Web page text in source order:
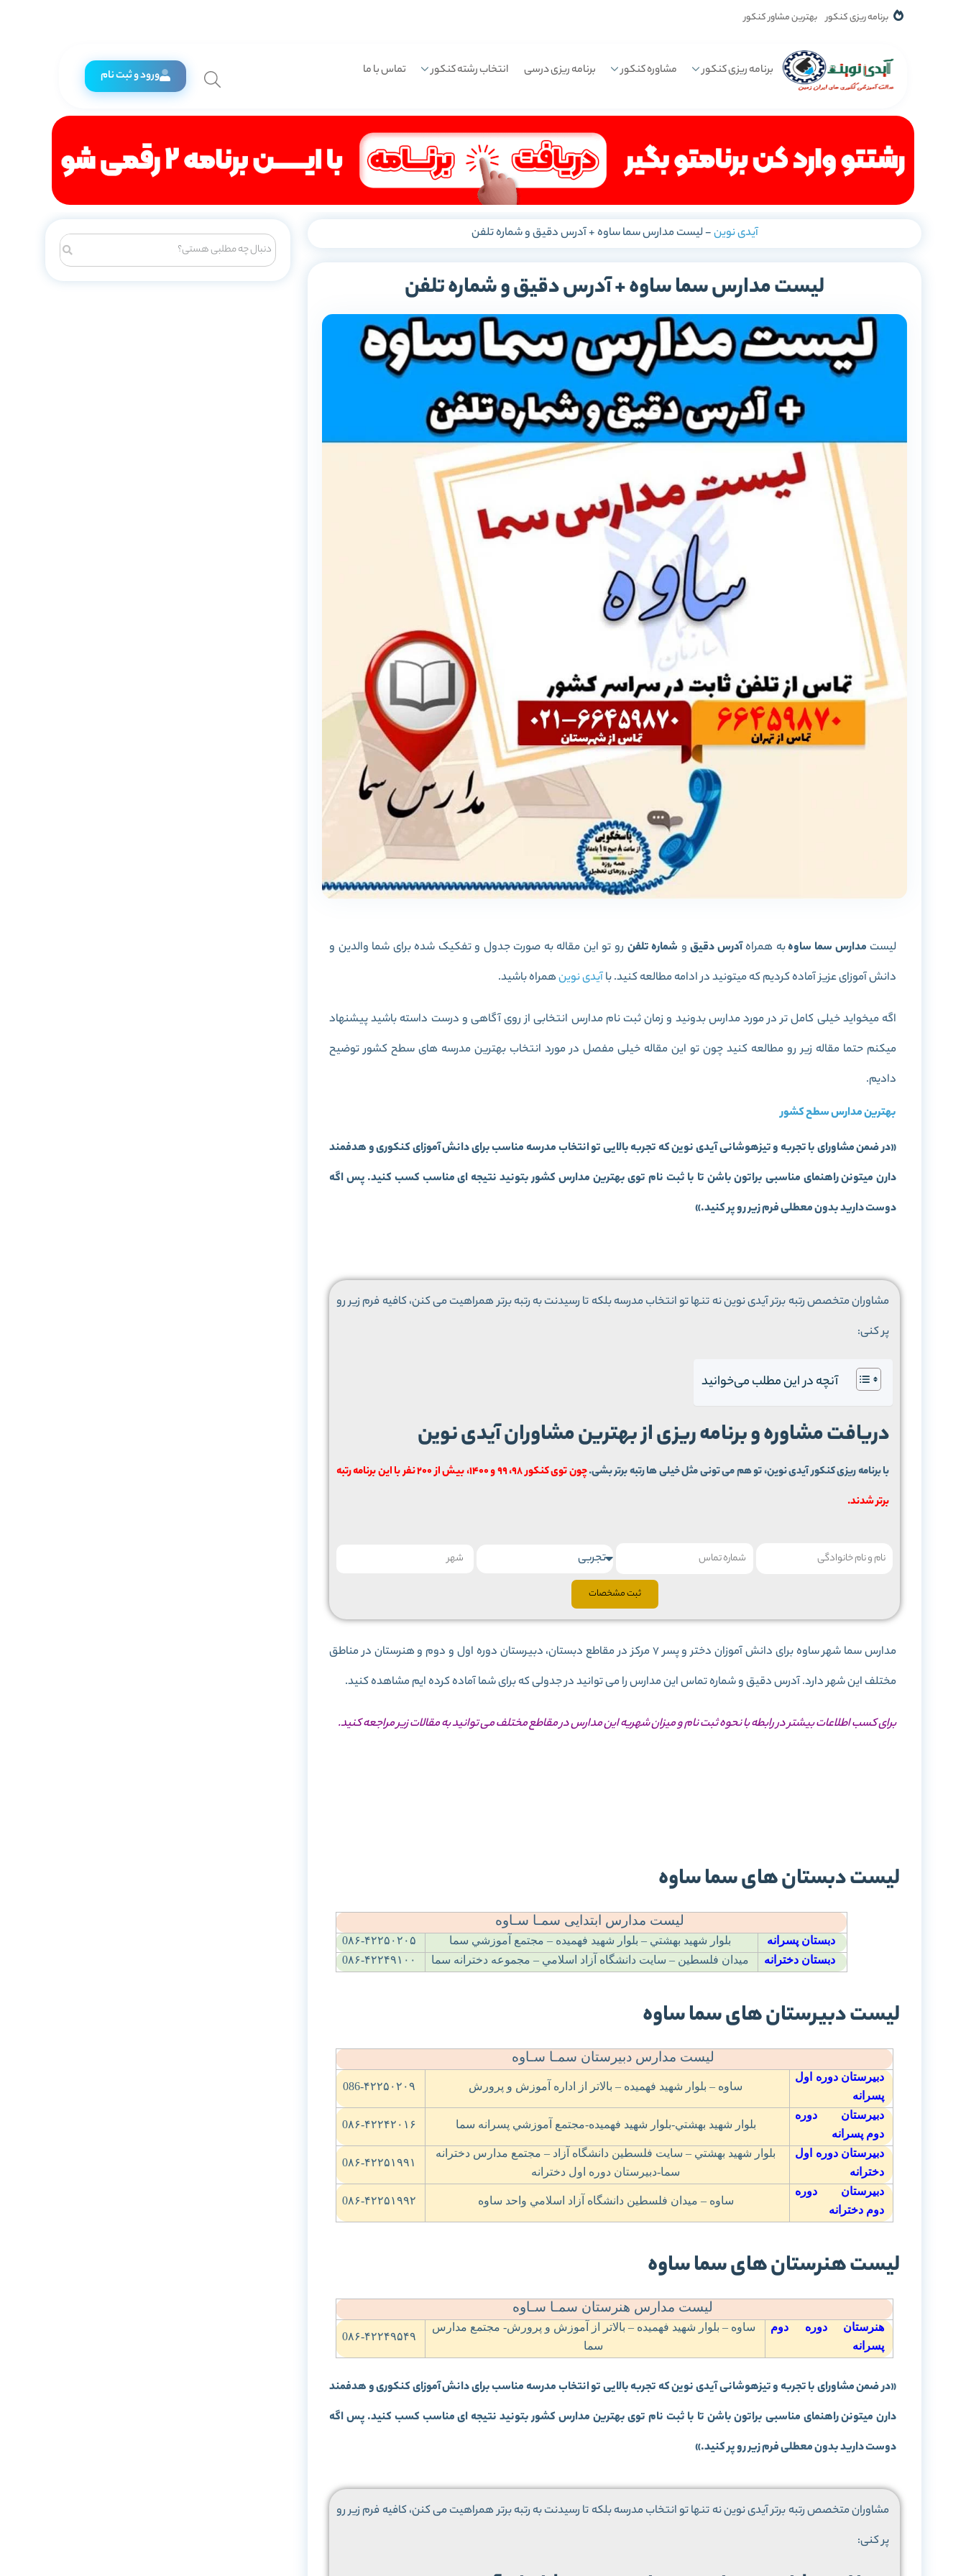
برنامه ریزی کنکور بهترین مشاور کنکور
برنامه ریزی کنکور مشاوره کنکور برنامه ریزی درسی انتخاب رشته کنکور تماس با ما ورود و ثبت نام
آیدی نوین-لیست مدارس سما ساوه + آدرس دقیق و شماره تلفن
لیست مدارس سما ساوه + آدرس دقیق و شماره تلفن
لیست مدارس سما ساوهبه همراهآدرس دقیقو شماره تلفن رو تو این مقاله به صورت جدول و تفکیک شده برای شما والدین و
دانش آموزای عزیز آماده کردیم که میتونید در ادامه مطالعه کنید. باآیدی نوینهمراه باشید.
اگه میخواید خیلی کامل تر در مورد مدارس بدونید و زمان ثبت نام مدارس انتخابی از روی آگاهی و درست داسته باشید پیشنهاد
میکنم حتما مقاله زیر رو مطالعه کنید چون تو این مقاله خیلی مفصل در مورد انتخاب بهترین مدرسه های سطح کشور توضیح
دادیم.
بهترین مدارس سطح کشور
«در ضمن مشاورای با تجربه و تیزهوشانی آیدی نوین که تجربه بالایی تو انتخاب مدرسه مناسب برای دانش آموزای کنکوری و هدفمند
دارن میتونن راهنمای مناسبی براتون باشن تا با ثبت نام توی بهترین مدارس کشور بتونید نتیجه ای مناسب کسب کنید. پس اگه
دوست دارید بدون معطلی فرم زیر رو پر کنید.»
مشاوران متخصص رتبه برتر آیدی نوین نه تنها تو انتخاب مدرسه بلکه تا رسیدنت به رتبه برتر همراهیت می کنن، کافیه فرم زیر رو
پر کنی:
آنچه در این مطلب می‌خوانید
دریافت مشاوره و برنامه ریزی از بهترین مشاوران آیدی نوین
با برنامه ریزی کنکور آیدی نوین، تو هم می تونی مثل خیلی ها رتبه برتر بشی.
چون توی کنکور 98، 99 و 1400، بیش از 200 نفر با این برنامه رتبه
برتر شدند.
ثبت مشخصات
مدارس سما شهر ساوه برای دانش آموزان دختر و پسر 7 مرکز در مقاطع دبستان، دبیرستان دوره اول و دوم و هنرستان در مناطق
مختلف این شهر دارد. آدرس دقیق و شماره تماس این مدارس را می توانید در جدولی که برای شما آماده کرده ایم مشاهده کنید.
برای کسب اطلاعات بیشتر در رابطه با نحوه ثبت نام و میزان شهریه این مدارس در مقاطع مختلف می توانید به مقالات زیر مراجعه کنید.
لیست دبستان های سما ساوه
لیست مدارس ابتدایی سمـا سـاوه
دبستان پسرانه بلوار شهيد بهشتي – بلوار شهيد فهميده – مجتمع آموزشي سما
0۸۶-۴۲۲۵۰۲۰۵
دبستان دخترانه
ميدان فلسطين – سايت دانشگاه آزاد اسلامي – مجموعه دخترانه سما 0۸۶-۴۲۲۴۹۱۰۰
لیست دبیرستان های سما ساوه
لیست مدارس دبیرستان سمـا سـاوه
دبیرستان دوره اول
پسرانه
ساوه – بلوار شهيد فهميده – بالاتر از اداره آموزش و پرورش 086-۴۲۲۵۰۲۰۹
دبیرستان دوره
دوم پسرانه
بلوار شهيد بهشتي-بلوار شهيد فهميده-مجتمع آموزشي پسرانه سما 0۸۶-۴۲۲۴۲۰۱۶
دبیرستان دوره اول
دخترانه
بلوار شهيد بهشتي – سايت فلسطين دانشگاه آزاد – مجتمع مدارس دخترانه
سما-دبيرستان دوره اول دخترانه
0۸۶-۴۲۲۵۱۹۹۱
دبیرستان دوره
دوم دخترانه
ساوه – ميدان فلسطين دانشگاه آزاد اسلامي واحد ساوه 0۸۶-۴۲۲۵۱۹۹۲
لیست هنرستان های سما ساوه
لیست مدارس هنرستان سمـا سـاوه
هنرستان دوره دوم
پسرانه
ساوه – بلوار شهيد فهميده – بالاتر از آموزش و پرورش- مجتمع مدارس
سما
0۸۶-۴۲۲۴۹۵۴۹
«در ضمن مشاورای با تجربه و تیزهوشانی آیدی نوین که تجربه بالایی تو انتخاب مدرسه مناسب برای دانش آموزای کنکوری و هدفمند
دارن میتونن راهنمای مناسبی براتون باشن تا با ثبت نام توی بهترین مدارس کشور بتونید نتیجه ای مناسب کسب کنید. پس اگه
دوست دارید بدون معطلی فرم زیر رو پر کنید.»
مشاوران متخصص رتبه برتر آیدی نوین نه تنها تو انتخاب مدرسه بلکه تا رسیدنت به رتبه برتر همراهیت می کنن، کافیه فرم زیر رو
پر کنی: